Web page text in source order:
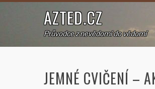
AZTED.CZ
Průvodce z nevědomí do vědomí
JEMNÉ CVIČENÍ –